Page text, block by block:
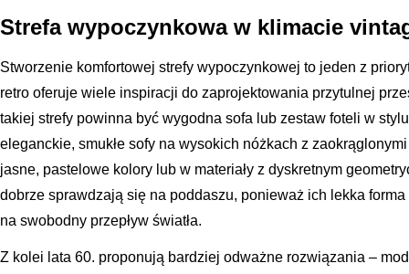
Strefa wypoczynkowa w klimacie
Stworzenie komfortowej strefy wypoczynkowej to jeden z
retro oferuje wiele inspiracji do zaprojektowania przytulnej
takiej strefy powinna być wygodna sofa lub zestaw foteli w
eleganckie, smukłe sofy na wysokich nóżkach z
jasne, pastelowe kolory lub w materiały z dyskretnym
dobrze sprawdzają się na poddaszu, ponieważ ich lekka
na swobodny przepływ światła.
Z kolei lata 60. proponują bardziej odważne rozwiązania –